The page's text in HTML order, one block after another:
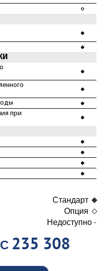
при
Стандарт
Опция
Недоступно -
235 308